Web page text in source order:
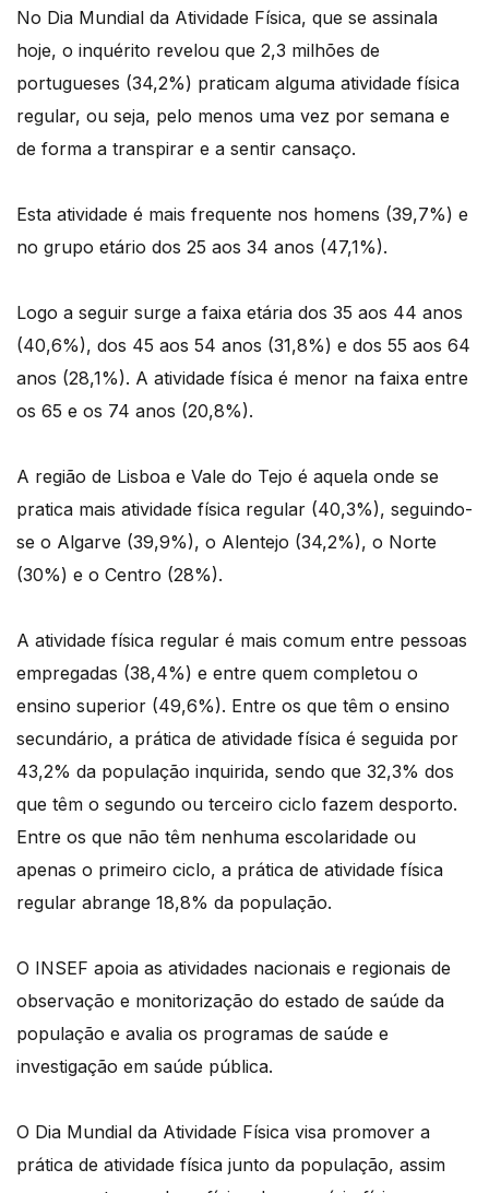
No Dia Mundial da Atividade Física, que se assinala
hoje, o inquérito revelou que 2,3 milhões de
portugueses (34,2%) praticam alguma atividade física
regular, ou seja, pelo menos uma vez por semana e
de forma a transpirar e a sentir cansaço.
Esta atividade é mais frequente nos homens (39,7%) e
no grupo etário dos 25 aos 34 anos (47,1%).
Logo a seguir surge a faixa etária dos 35 aos 44 anos
(40,6%), dos 45 aos 54 anos (31,8%) e dos 55 aos 64
anos (28,1%). A atividade física é menor na faixa entre
os 65 e os 74 anos (20,8%).
A região de Lisboa e Vale do Tejo é aquela onde se
pratica mais atividade física regular (40,3%), seguindo-
se o Algarve (39,9%), o Alentejo (34,2%), o Norte
(30%) e o Centro (28%).
A atividade física regular é mais comum entre pessoas
empregadas (38,4%) e entre quem completou o
ensino superior (49,6%). Entre os que têm o ensino
secundário, a prática de atividade física é seguida por
43,2% da população inquirida, sendo que 32,3% dos
que têm o segundo ou terceiro ciclo fazem desporto.
Entre os que não têm nenhuma escolaridade ou
apenas o primeiro ciclo, a prática de atividade física
regular abrange 18,8% da população.
O INSEF apoia as atividades nacionais e regionais de
observação e monitorização do estado de saúde da
população e avalia os programas de saúde e
investigação em saúde pública.
O Dia Mundial da Atividade Física visa promover a
prática de atividade física junto da população, assim